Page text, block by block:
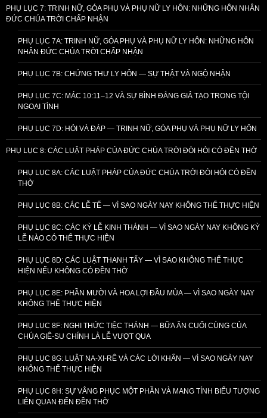
PHỤ LỤC 7: TRINH NỮ, GÓA PHỤ VÀ PHỤ NỮ LY HÔN: NHỮNG HÔN NHÂN
ĐỨC CHÚA TRỜI CHẤP NHẬN
PHỤ LỤC 7A: TRINH NỮ, GÓA PHỤ VÀ PHỤ NỮ LY HÔN: NHỮNG HÔN
NHÂN ĐỨC CHÚA TRỜI CHẤP NHẬN
PHỤ LỤC 7B: CHỨNG THƯ LY HÔN — SỰ THẬT VÀ NGỘ NHẬN
PHỤ LỤC 7C: MÁC 10:11–12 VÀ SỰ BÌNH ĐẲNG GIẢ TẠO TRONG TỘI
NGOẠI TÌNH
PHỤ LỤC 7D: HỎI VÀ ĐÁP — TRINH NỮ, GÓA PHỤ VÀ PHỤ NỮ LY HÔN
PHỤ LỤC 8: CÁC LUẬT PHÁP CỦA ĐỨC CHÚA TRỜI ĐÒI HỎI CÓ ĐỀN THỜ
PHỤ LỤC 8A: CÁC LUẬT PHÁP CỦA ĐỨC CHÚA TRỜI ĐÒI HỎI CÓ ĐỀN
THỜ
PHỤ LỤC 8B: CÁC LỄ TẾ — VÌ SAO NGÀY NAY KHÔNG THỂ THỰC HIỆN
PHỤ LỤC 8C: CÁC KỲ LỄ KINH THÁNH — VÌ SAO NGÀY NAY KHÔNG KỲ
LỄ NÀO CÓ THỂ THỰC HIỆN
PHỤ LỤC 8D: CÁC LUẬT THANH TẨY — VÌ SAO KHÔNG THỂ THỰC
HIỆN NẾU KHÔNG CÓ ĐỀN THỜ
PHỤ LỤC 8E: PHẦN MƯỜI VÀ HOA LỢI ĐẦU MÙA — VÌ SAO NGÀY NAY
KHÔNG THỂ THỰC HIỆN
PHỤ LỤC 8F: NGHI THỨC TIỆC THÁNH — BỮA ĂN CUỐI CÙNG CỦA
CHÚA GIÊ-SU CHÍNH LÀ LỄ VƯỢT QUA
PHỤ LỤC 8G: LUẬT NA-XI-RÊ VÀ CÁC LỜI KHẤN — VÌ SAO NGÀY NAY
KHÔNG THỂ THỰC HIỆN
PHỤ LỤC 8H: SỰ VÂNG PHỤC MỘT PHẦN VÀ MANG TÍNH BIỂU TƯỢNG
LIÊN QUAN ĐẾN ĐỀN THỜ